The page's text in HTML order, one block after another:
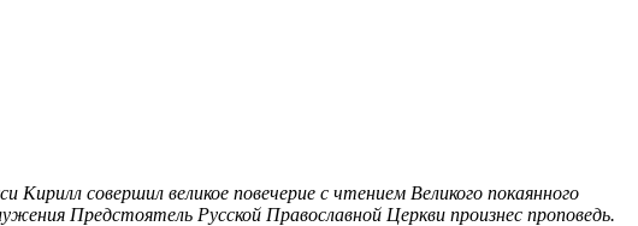
совершил великое повечерие с чтением Великого покаянного
Предстоятель Русской Православной Церкви произнес проповедь.